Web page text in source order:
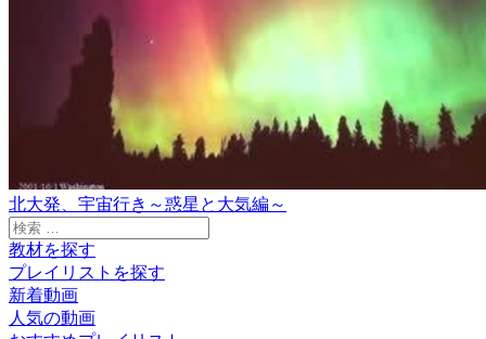
北大発、宇宙行き～惑星と大気編～
検
索:
教材を探す
プレイリストを探す
新着動画
人気の動画